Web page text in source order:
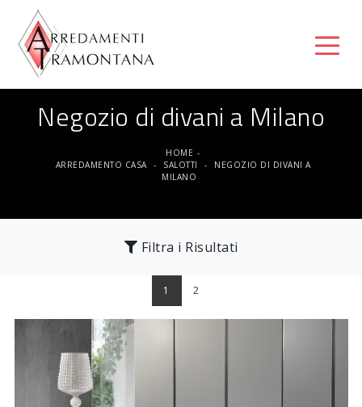
Negozio di divani a Milano
HOME -
ARREDAMENTO CASA
- SALOTTI -
NEGOZIO DI DIVANI A
MILANO
Filtra i Risultati
1 2